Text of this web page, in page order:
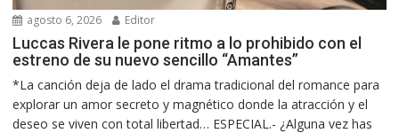
agosto 6, 2026 Editor
Luccas Rivera le pone ritmo a lo prohibido con el
estreno de su nuevo sencillo “Amantes”
*La canción deja de lado el drama tradicional del romance para
explorar un amor secreto y magnético donde la atracción y el
deseo se viven con total libertad… ESPECIAL.- ¿Alguna vez has